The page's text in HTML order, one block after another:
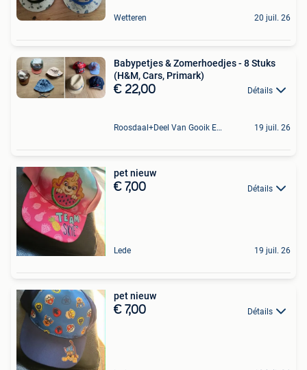
Wetteren 20 juil. 26
Babypetjes & Zomerhoedjes - 8 Stuks
(H&M, Cars, Primark)
€ 22,00 Détails
Roosdaal+Deel Van Gooik En Sint-Kwintens-Lennik 19 juil. 26
pet nieuw
€ 7,00 Détails
Lede 19 juil. 26
pet nieuw
€ 7,00 Détails